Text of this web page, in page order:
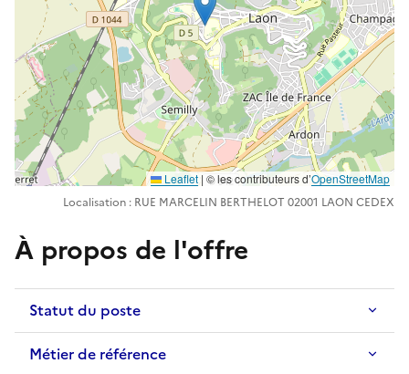
Leaflet | ©️️ les contributeurs d’OpenStreetMap
Localisation : RUE MARCELIN BERTHELOT 02001 LAON CEDEX
À propos de l'offre
Statut du poste
Métier de référence